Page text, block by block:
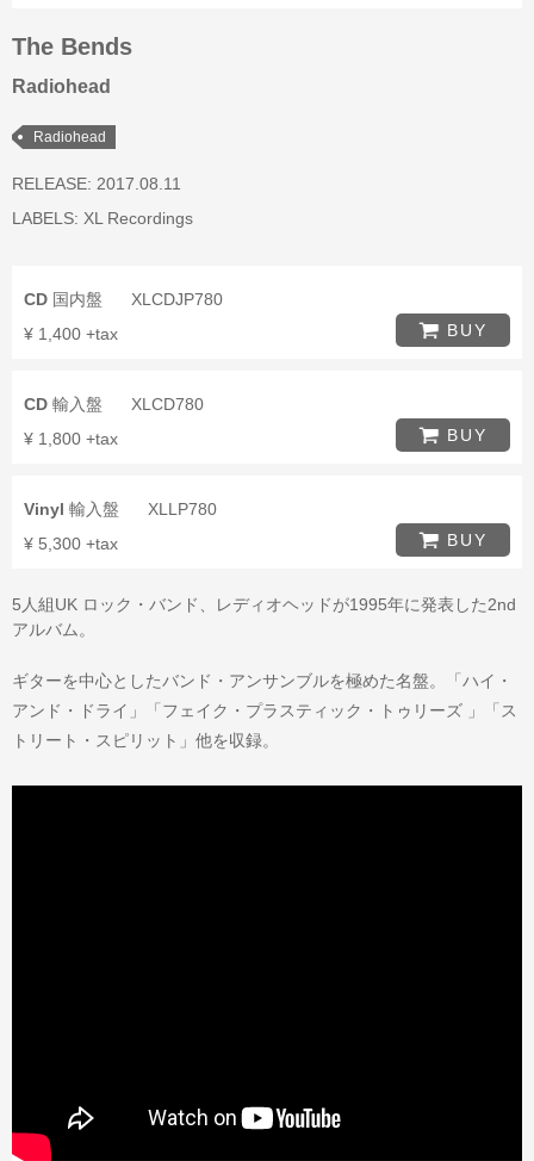
The Bends
Radiohead
Radiohead
RELEASE: 2017.08.11
LABELS: XL Recordings
CD 国内盤
XLCDJP780
¥ 1,400 +tax
BUY
CD 輸入盤
XLCD780
¥ 1,800 +tax
BUY
Vinyl 輸入盤
XLLP780
¥ 5,300 +tax
BUY
5人組UK ロック・バンド、レディオヘッドが1995年に発表した2nd
アルバム。
ギターを中心としたバンド・アンサンブルを極めた名盤。「ハイ・
アンド・ドライ」「フェイク・プラスティック・トゥリーズ 」「ス
トリート・スピリット」他を収録。